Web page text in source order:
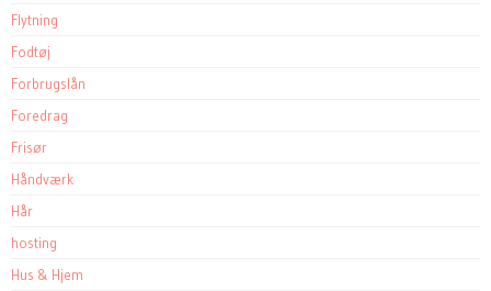
Flytning
Fodtøj
Forbrugslån
Foredrag
Frisør
Håndværk
Hår
hosting
Hus & Hjem